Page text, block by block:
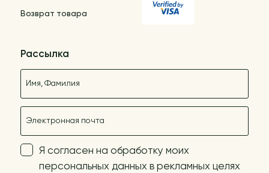
Возврат товара
Рассылка
Я согласен на обработку моих
персональных данных в рекламных целях